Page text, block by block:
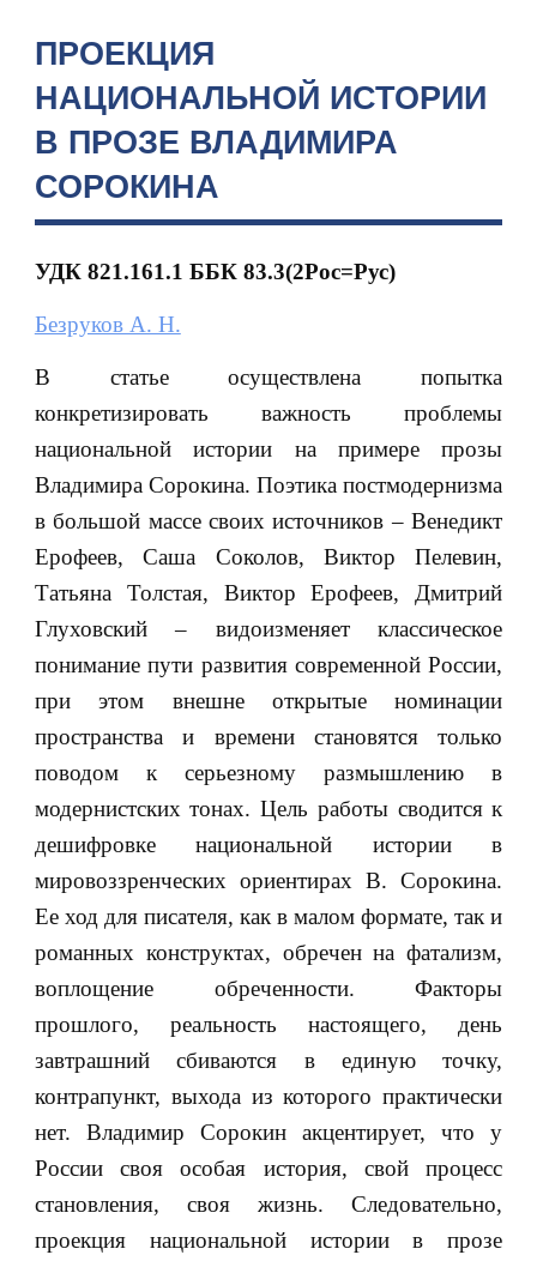
ПРОЕКЦИЯ
НАЦИОНАЛЬНОЙ ИСТОРИИ
В ПРОЗЕ ВЛАДИМИРА
СОРОКИНА
УДК 821.161.1 ББК 83.3(2Рос=Рус)
Безруков А. Н.
В статье осуществлена попытка
конкретизировать важность проблемы
национальной истории на примере прозы
Владимира Сорокина. Поэтика постмодернизма
в большой массе своих источников – Венедикт
Ерофеев, Саша Соколов, Виктор Пелевин,
Татьяна Толстая, Виктор Ерофеев, Дмитрий
Глуховский – видоизменяет классическое
понимание пути развития современной России,
при этом внешне открытые номинации
пространства и времени становятся только
поводом к серьезному размышлению в
модернистских тонах. Цель работы сводится к
дешифровке национальной истории в
мировоззренческих ориентирах В. Сорокина.
Ее ход для писателя, как в малом формате, так и
романных конструктах, обречен на фатализм,
воплощение обреченности. Факторы
прошлого, реальность настоящего, день
завтрашний сбиваются в единую точку,
контрапункт, выхода из которого практически
нет. Владимир Сорокин акцентирует, что у
России своя особая история, свой процесс
становления, своя жизнь. Следовательно,
проекция национальной истории в прозе